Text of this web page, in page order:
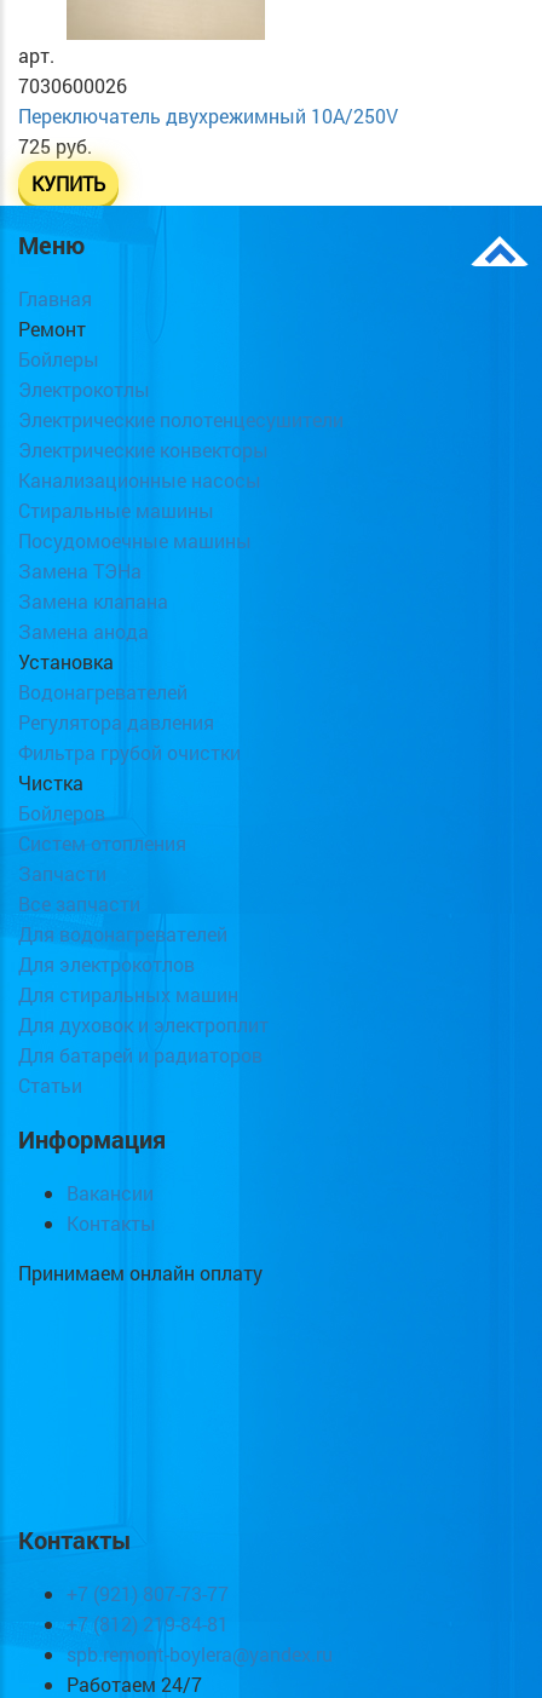
арт.
7030600026
Переключатель двухрежимный 10А/250V
725 руб.
КУПИТЬ
Меню
Главная
Ремонт
Бойлеры
Электрокотлы
Электрические полотенцесушители
Электрические конвекторы
Канализационные насосы
Стиральные машины
Посудомоечные машины
Замена ТЭНа
Замена клапана
Замена анода
Установка
Водонагревателей
Регулятора давления
Фильтра грубой очистки
Чистка
Бойлеров
Систем отопления
Запчасти
Все запчасти
Для водонагревателей
Для электрокотлов
Для стиральных машин
Для духовок и электроплит
Для батарей и радиаторов
Статьи
Информация
Вакансии
Контакты
Принимаем онлайн оплату
Контакты
+7 (921) 807-73-77
+7 (812) 219-84-81
spb.remont-boylera@yandex.ru
Работаем 24/7